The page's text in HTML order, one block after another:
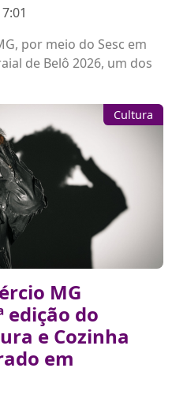
por meio do Sesc em
de Belô 2026, um dos
Cultura
MG
edição do
e Cozinha
em